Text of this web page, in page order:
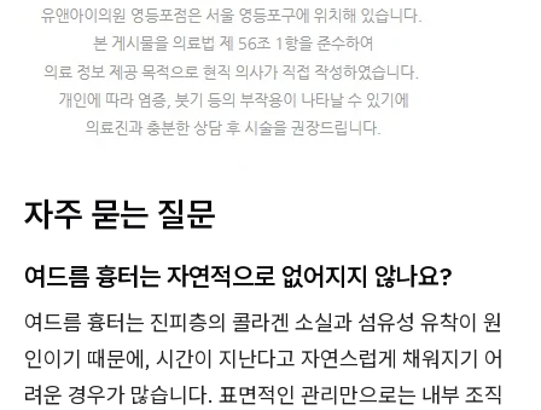
자주 묻는 질문
여드름 흉터는 자연적으로 없어지지 않나요?
여드름 흉터는 진피층의 콜라겐 소실과 섬유성 유착이 원
인이기 때문에, 시간이 지난다고 자연스럽게 채워지기 어
려운 경우가 많습니다. 표면적인 관리만으로는 내부 조직